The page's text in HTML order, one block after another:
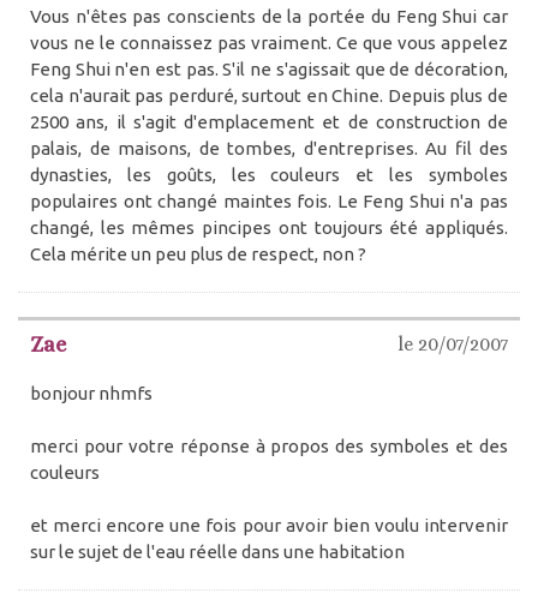
Vous n'êtes pas conscients de la portée du Feng Shui car
vous ne le connaissez pas vraiment. Ce que vous appelez
Feng Shui n'en est pas. S'il ne s'agissait que de décoration,
cela n'aurait pas perduré, surtout en Chine. Depuis plus de
2500 ans, il s'agit d'emplacement et de construction de
palais, de maisons, de tombes, d'entreprises. Au fil des
dynasties, les goûts, les couleurs et les symboles
populaires ont changé maintes fois. Le Feng Shui n'a pas
changé, les mêmes pincipes ont toujours été appliqués.
Cela mérite un peu plus de respect, non ?
Zae le 20/07/2007
bonjour nhmfs
merci pour votre réponse à propos des symboles et des
couleurs
et merci encore une fois pour avoir bien voulu intervenir
sur le sujet de l'eau réelle dans une habitation